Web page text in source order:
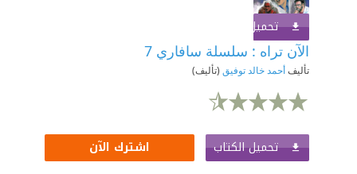
تحميل الكتاب
الآن تراه : سلسلة سافاري 7
تأليفأحمد خالد توفيق (تأليف)
تحميل الكتاب اشترك الآن